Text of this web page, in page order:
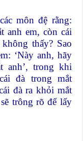
môn đệ rằng:
anh em, còn cái
thấy? Sao
‘Này anh, hãy
anh’, trong khi
đà trong mắt
đà ra khỏi mắt
trông rõ để lấy